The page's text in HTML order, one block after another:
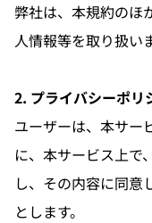
弊社は、本規約のほ
人情報等を取り扱い
2. プライバシーポリ
ユーザーは、本サー
に、本サービス上で
し、その内容に同意
とします。